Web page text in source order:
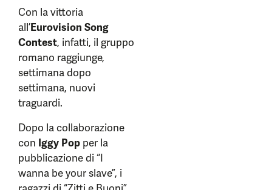
Con la vittoria
all’Eurovision Song
Contest, infatti, il gruppo
romano raggiunge,
settimana dopo
settimana, nuovi
traguardi.
Dopo la collaborazione
con Iggy Pop per la
pubblicazione di “I
wanna be your slave”, i